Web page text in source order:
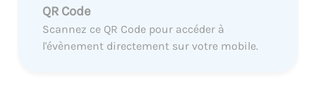
QR Code
Scannez ce QR Code pour accéder à
l'évènement directement sur votre mobile.